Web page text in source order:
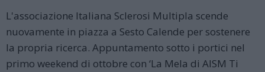
L'associazione Italiana Sclerosi Multipla scende
nuovamente in piazza a Sesto Calende per sostenere
la propria ricerca. Appuntamento sotto i portici nel
primo weekend di ottobre con ‘La Mela di AISM Ti